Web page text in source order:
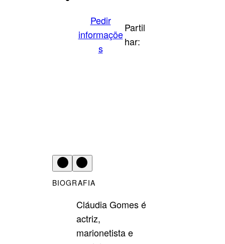
Pedir
informaçõe
s
Partil
har:
BIOGRAFIA
Cláudia Gomes é
actriz,
marionetista e